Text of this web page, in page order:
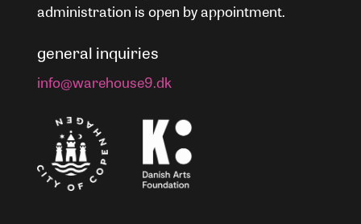
administration is open by appointment.
general inquiries
info@warehouse9.dk